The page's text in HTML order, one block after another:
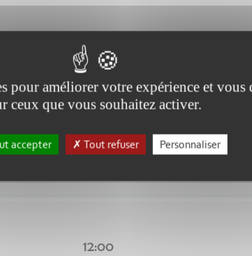
4:00
dix ans, Emmanuel Macron a promis de
12:00
pour améliorer votre expérience et vous
ceux que vous souhaitez activer.
accepter Tout refuser Personnaliser